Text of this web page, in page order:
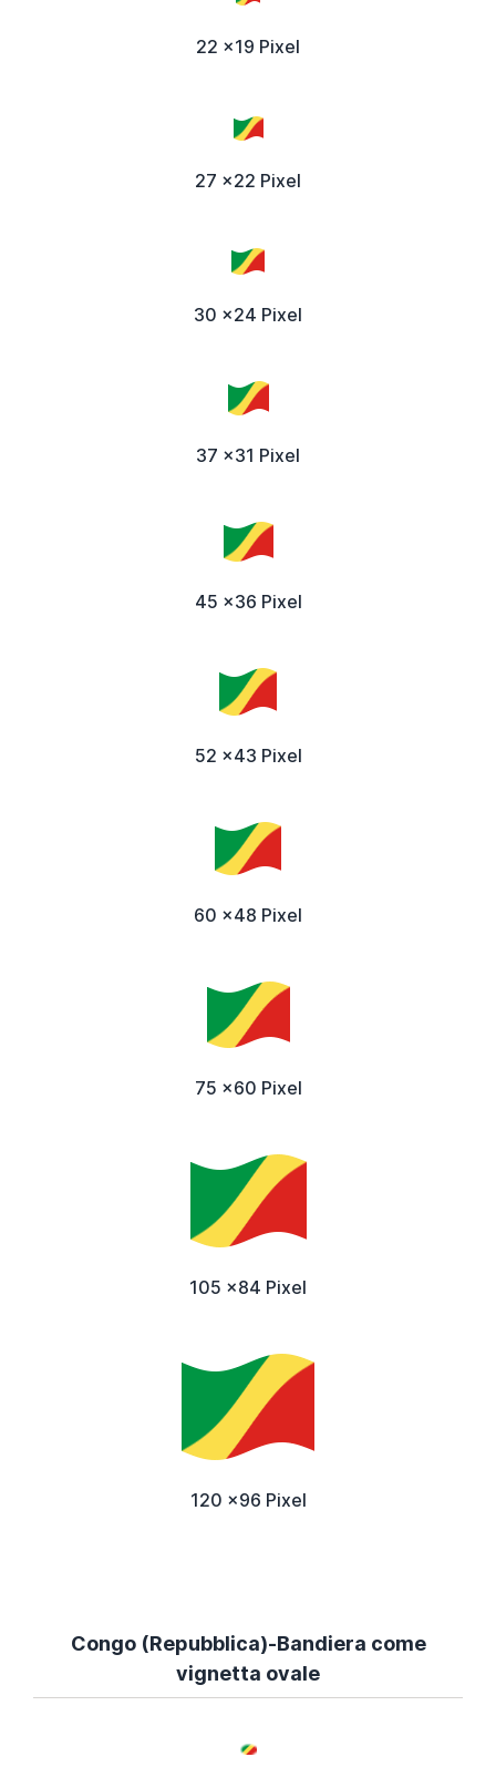
22 x19 Pixel
27 x22 Pixel
30 x24 Pixel
37 x31 Pixel
45 x36 Pixel
52 x43 Pixel
60 x48 Pixel
75 x60 Pixel
105 x84 Pixel
120 x96 Pixel
Congo (Repubblica)-Bandiera come
vignetta ovale